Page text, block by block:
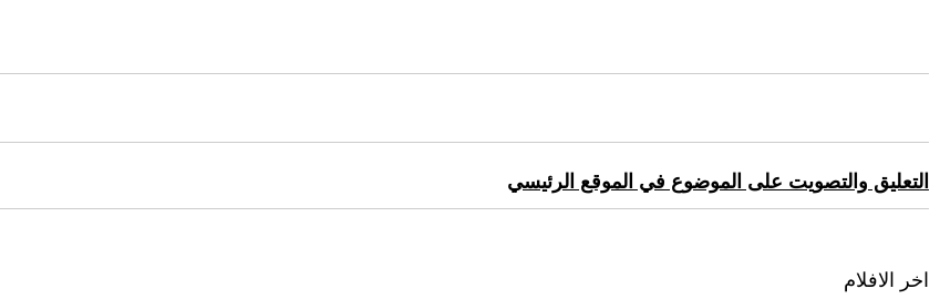
التعليق والتصويت على الموضوع في الموقع الرئيسي
اخر الافلام